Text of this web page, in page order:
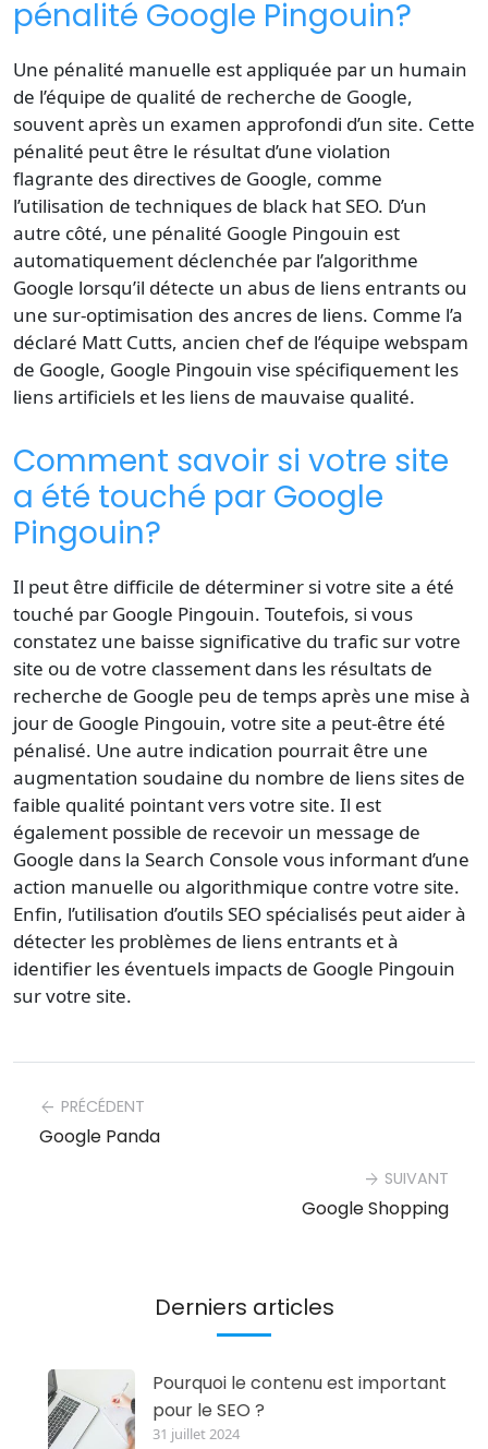
pénalité Google Pingouin?
Une pénalité manuelle est appliquée par un humain
de l’équipe de qualité de recherche de Google,
souvent après un examen approfondi d’un site. Cette
pénalité peut être le résultat d’une violation
flagrante des directives de Google, comme
l’utilisation de techniques de black hatSEO. D’un
autre côté, une pénalité Google Pingouin est
automatiquement déclenchée par l’algorithme
Google lorsqu’il détecte un abus de liens entrants ou
une sur-optimisation des ancres de liens. Comme l’a
déclaré Matt Cutts, ancien chef de l’équipe webspam
de Google, Google Pingouin vise spécifiquement les
liens artificiels et les liens de mauvaise qualité.
Comment savoir si votre site
a été touché par Google
Pingouin?
Il peut être difficile de déterminer si votre site a été
touché par Google Pingouin. Toutefois, si vous
constatez une baisse significative du trafic sur votre
site ou de votre classement dans les résultats de
recherche de Google peu de temps après une mise à
jour de Google Pingouin, votre site a peut-être été
pénalisé. Une autre indication pourrait être une
augmentation soudaine du nombre de liens sites de
faible qualité pointant vers votre site. Il est
également possible de recevoir un message de
Google dans la Search Console vous informant d’une
action manuelle ou algorithmique contre votre site.
Enfin, l’utilisation d’outils SEO spécialisés peut aider à
détecter les problèmes de liens entrants et à
identifier les éventuels impacts de Google Pingouin
sur votre site.
arrow_back PRÉCÉDENT
Google Panda
arrow_forward SUIVANT
Google Shopping
Derniers articles
Pourquoi le contenu est important
pour le SEO ?
31 juillet 2024